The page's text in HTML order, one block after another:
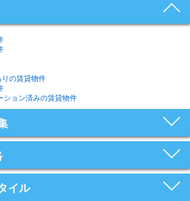
の賃貸物件
ション済みの賃貸物件
イル